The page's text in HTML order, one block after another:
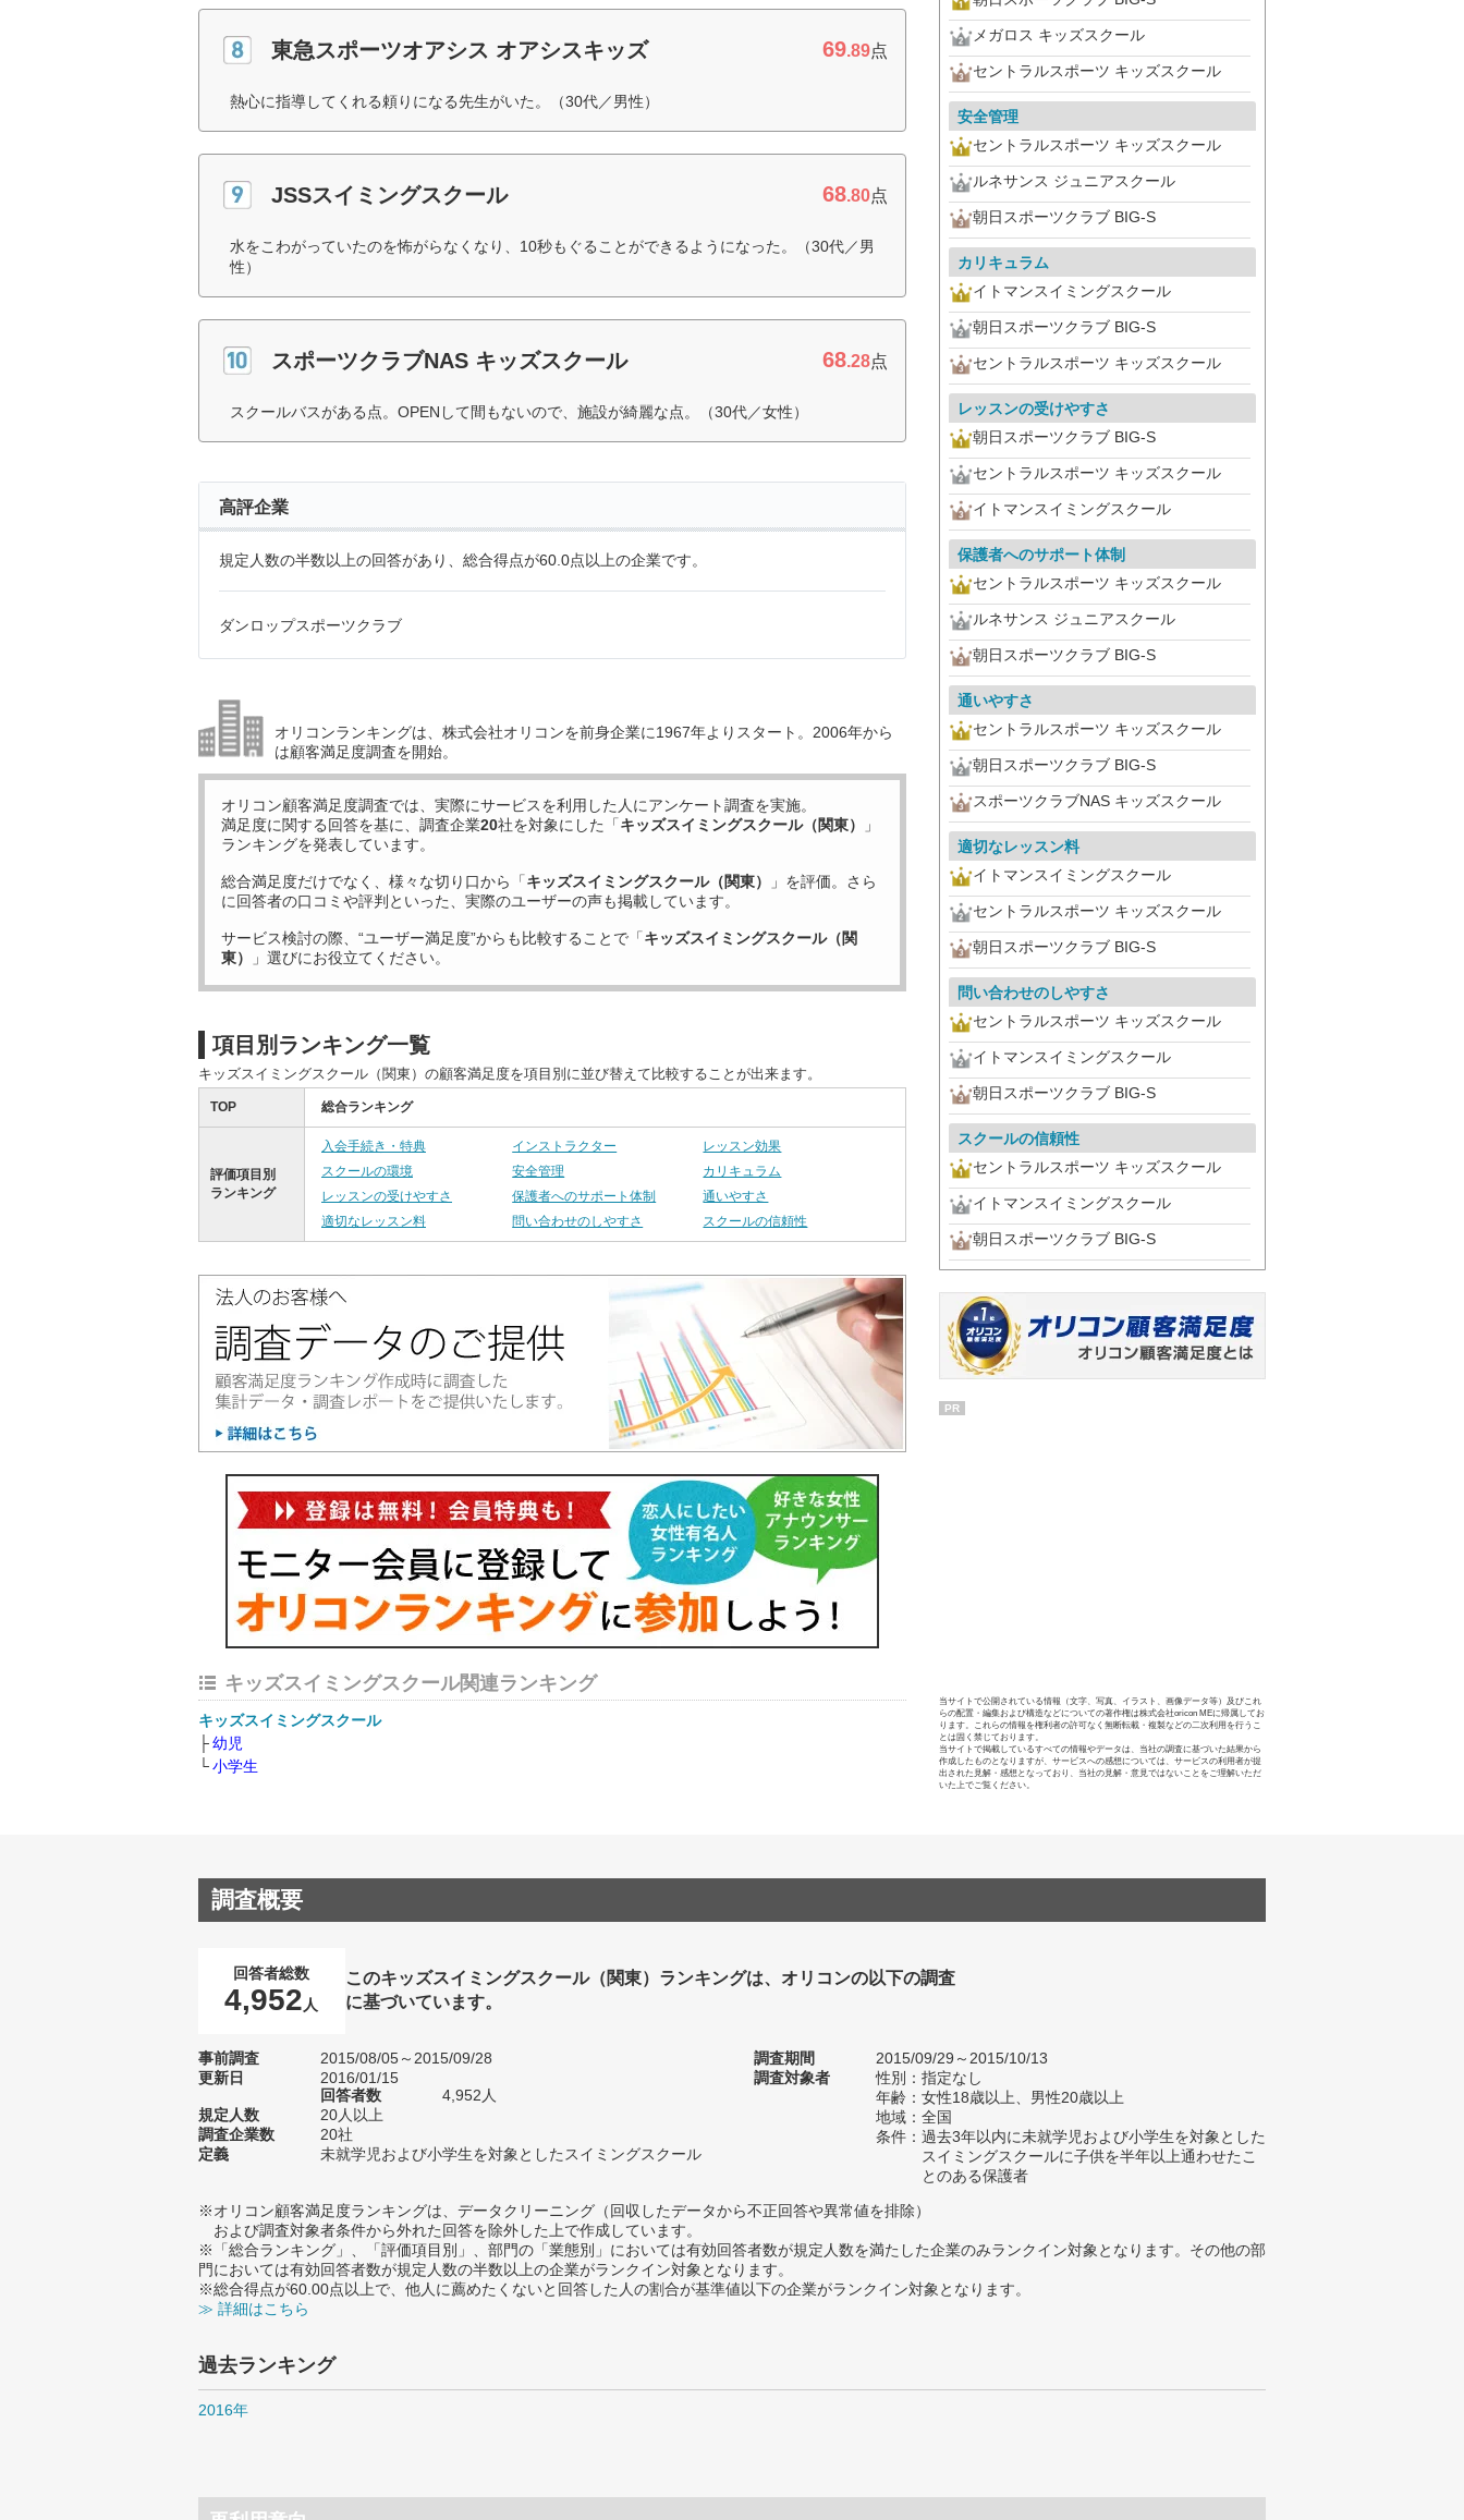
東急スポーツオアシス オアシスキッズ 69.89点
熱心に指導してくれる頼りになる先生がいた。（30代／男性）
JSSスイミングスクール 68.80点
水をこわがっていたのを怖がらなくなり、10秒もぐることができるようになった。（30代／男
性）
スポーツクラブNAS キッズスクール 68.28点
スクールバスがある点。OPENして間もないので、施設が綺麗な点。（30代／女性）
高評企業
規定人数の半数以上の回答があり、総合得点が60.0点以上の企業です。
ダンロップスポーツクラブ
オリコンランキングは、株式会社オリコンを前身企業に1967年よりスタート。2006年から
は顧客満足度調査を開始。
オリコン顧客満足度調査では、実際にサービスを利用した 人にアンケート調査を実施。
満足度に関する回答を基に、調査企業20社を対象にした「キッズスイミングスクール（関東）
」
ランキングを発表しています。
総合満足度だけでなく、様々な切り口から「キッズスイミングスクール（関東）
」を評価。さら
に回答者の口コミや評判といった、実際のユーザーの声も掲載しています。
サービス検討の際、“ユーザー満足度”からも比較することで「キッズスイミングスクール（関
東）
」選びにお役立てください。
項目別ランキング一覧
キッズスイミングスクール（関東）の顧客満足度を項目別に並び替えて比較することが出来ます。
TOP 総合ランキング
評価項目別
ランキング
入会手続き・特典 インストラクター
レッスン効果
スクールの環境
安全管理
カリキュラム
レッスンの受けやすさ
保護者へのサポート体制
通いやすさ
適切なレッスン料
問い合わせのしやすさ スクールの信頼性
キッズスイミングスクール関連ランキング
キッズスイミングスクール
幼児
小学生
メガロス キッズスクール
セントラルスポーツ キッズスクール
安全管理
セントラルスポーツ キッズスクール
ルネサンス ジュニアスクール
朝日スポーツクラブ BIG-S
カリキュラム
イトマンスイミングスクール
朝日スポーツクラブ BIG-S
セントラルスポーツ キッズスクール
レッスンの受けやすさ
朝日スポーツクラブ BIG-S
セントラルスポーツ キッズスクール
イトマンスイミングスクール
保護者へのサポート体制
セントラルスポーツ キッズスクール
ルネサンス ジュニアスクール
朝日スポーツクラブ BIG-S
通いやすさ
セントラルスポーツ キッズスクール
朝日スポーツクラブ BIG-S
スポーツクラブNAS キッズスクール
適切なレッスン料
イトマンスイミングスクール
セントラルスポーツ キッズスクール
朝日スポーツクラブ BIG-S
問い合わせのしやすさ
セントラルスポーツ キッズスクール
イトマンスイミングスクール
朝日スポーツクラブ BIG-S
スクールの信頼性
セントラルスポーツ キッズスクール
イトマンスイミングスクール
朝日スポーツクラブ BIG-S
PR
当サイトで公開されている情報（文字、写真、イラスト、画像データ等）及びこれ
らの配置・編集および構造などについての著作権は株式会社oricon MEに帰属してお
ります。これらの情報を権利者の許可なく無断転載・複製などの二次利用を行うこ
とは固く禁じております。
当サイトで掲載しているすべての情報やデータは、当社の調査に基づいた結果から
作成したものとなりますが、サービスへの感想については、サービスの利用者が提
出された見解・感想となっており、当社の見解・意見ではないことをご理解いただ
いた上でご覧ください。
調査概要
回答者総数
4,952 人
このキッズスイミングスクール（関東）ランキングは、オリコンの以下の調査
に基づいています。
事前調査
2015/08/05～2015/09/28
更新日
2016/01/15
回答者数
4,952人
規定人数
20人以上
調査企業数
20社
定義
未就学児および小学生を対象としたスイミングスクール
調査期間
2015/09/29～2015/10/13
調査対象者
性別：指定なし
年齢：女性18歳以上、男性20歳以上
地域：全国
条件：過去3年以内に未就学児および小学生を対象とした
スイミングスクールに子供を半年以上通わせたこ
とのある保護者
※オリコン顧客満足度ランキングは、データクリーニング（回収したデータから不正回答や異常値を排除）
および調査対象者条件から外れた回答を除外した上で作成しています。
※「総合ランキング」、「評価項目別」、部門の「業態別」においては有効回答者数が規定人数を満たした企業のみランクイン対象となります。その他の部
門においては有効回答者数が規定人数の半数以上の企業がランクイン対象となります。
※総合得点が60.00点以上で、他人に薦めたくないと回答した人の割合が基準値以下の企業がランクイン対象となります。
≫ 詳細はこちら
過去ランキング
2016年